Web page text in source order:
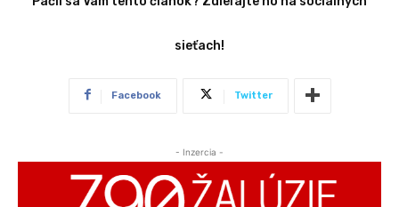
sieťach!
Facebook Twitter
- Inzercia -